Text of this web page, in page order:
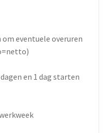
eventuele overuren
en 1 dag starten